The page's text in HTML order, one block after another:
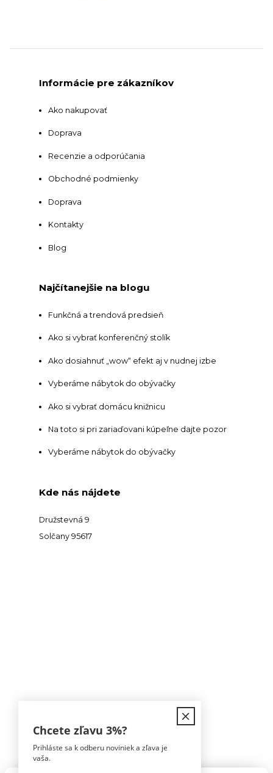
Informácie pre zákazníkov
Ako nakupovať
Doprava
Recenzie a odporúčania
Obchodné podmienky
Doprava
Kontakty
Blog
Najčítanejšie na blogu
Funkčná a trendová predsieň
Ako si vybrať konferenčný stolík
Ako dosiahnuť „wow“ efekt aj v nudnej izbe
Vyberáme nábytok do obývačky
Ako si vybrať domácu knižnicu
Na toto si pri zariaďovani kúpeľne dajte pozor
Vyberáme nábytok do obývačky
Kde nás nájdete
Družstevná 9
Solčany 95617
Tomáš Hula
Chcete zľavu 3%?
Prihláste sa k odberu noviniek a zľava je
vaša.